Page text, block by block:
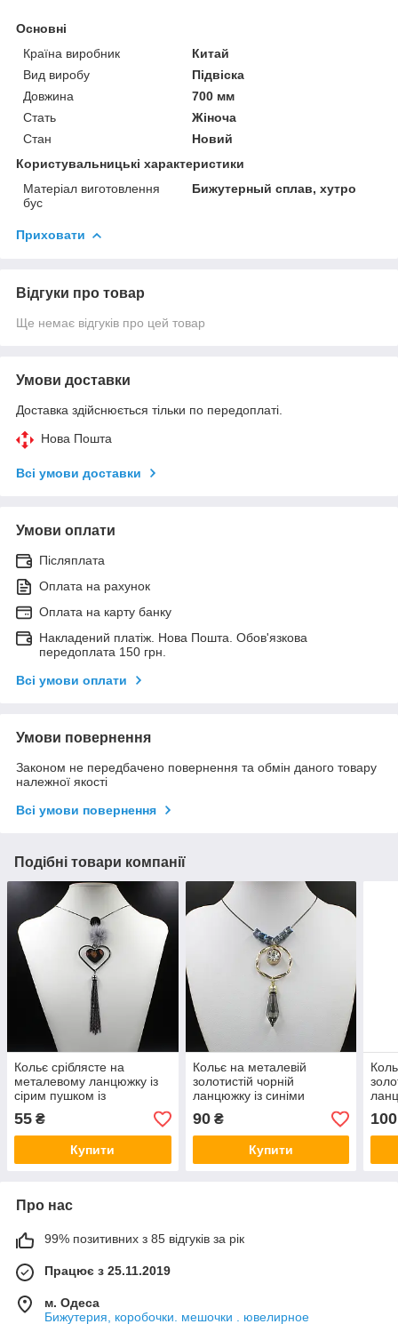
Основні
Країна виробник
Китай
Вид виробу
Підвіска
Довжина
700 мм
Стать
Жіноча
Стан
Новий
Користувальницькі характеристики
Матеріал виготовлення
бус
Бижутерный сплав, хутро
Приховати
Відгуки про товар
Ще немає відгуків про цей товар
Умови доставки
Доставка здійснюється тільки по передоплаті.
Нова Пошта
Всі умови доставки
Умови оплати
Післяплата
Оплата на рахунок
Оплата на карту банку
Накладений платіж. Нова Пошта. Обов'язкова
передоплата 150 грн.
Всі умови оплати
Умови повернення
Законом не передбачено повернення та обмін даного товару
належної якості
Всі умови повернення
Подібні товари компанії
Кольє сріблясте на
металевому ланцюжку із
сірим пушком із
пензликом і леопардовим
серцем 70 см
55 ₴
Купити
Кольє на металевій
золотистій чорній
ланцюжку із синіми
намистинами, що
переливаються, з
кристалом довжина 70 см
90₴
Купити
100
Про нас
99% позитивних з 85 відгуків за рік
Працює з 25.11.2019
м. Одеса
Бижутерия, коробочки. мешочки . ювелирное